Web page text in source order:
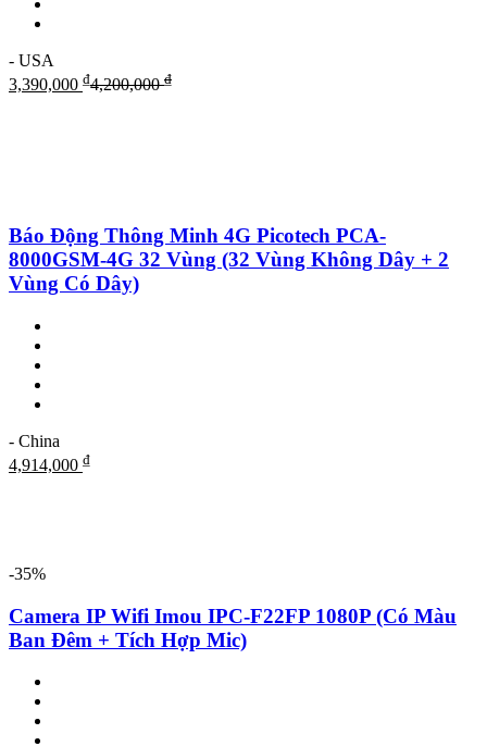
- USA
3,390,000 ₫4,200,000₫
Báo Động Thông Minh 4G Picotech PCA-
8000GSM-4G 32 Vùng (32 Vùng Không Dây + 2
Vùng Có Dây)
- China
4,914,000 ₫
-35%
Camera IP Wifi Imou IPC-F22FP 1080P (Có Màu
Ban Đêm + Tích Hợp Mic)